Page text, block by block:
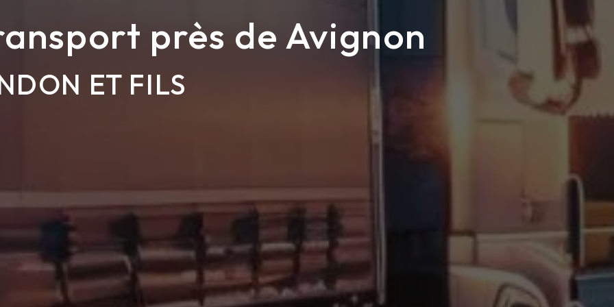
près de Avignon
ET FILS